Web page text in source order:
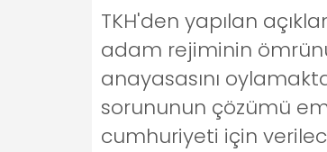
TKH'den yapılan
adam rejiminin
anayasasını
sorununun çözümü
cumhuriyeti için